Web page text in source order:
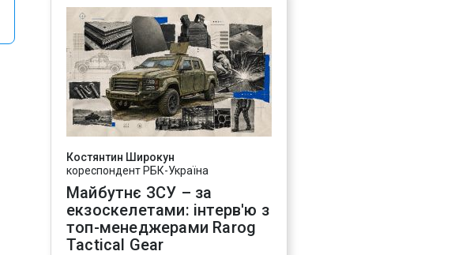
Костянтин Широкун
кореспондент РБК-Україна
Майбутнє ЗСУ – за
екзоскелетами: інтерв'ю з
топ-менеджерами Rarog
Tactical Gear